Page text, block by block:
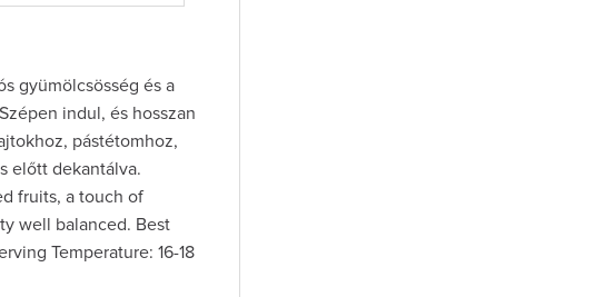
gyümölcsösség és a
indul, és hosszan
pástétomhoz,
előtt dekantálva.
fruits, a touch of
well balanced. Best
Temperature: 16-18